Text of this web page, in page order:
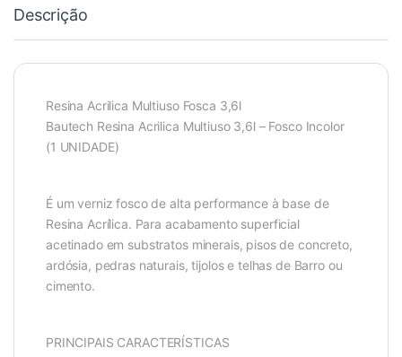
Descrição
Resina Acrilica Multiuso Fosca 3,6l
Bautech Resina Acrilica Multiuso 3,6l – Fosco Incolor
(1 UNIDADE)
É um verniz fosco de alta performance à base de
Resina Acrílica. Para acabamento superficial
acetinado em substratos minerais, pisos de concreto,
ardósia, pedras naturais, tijolos e telhas de Barro ou
cimento.
PRINCIPAIS CARACTERÍSTICAS